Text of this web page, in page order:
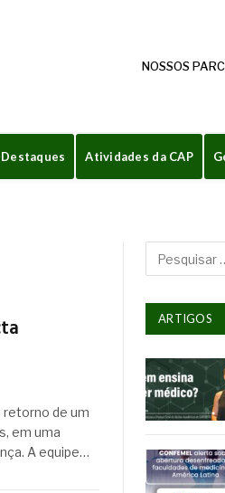
NOSSOS
Destaques Atividades da CAP
de um
em uma
A equipe…
ARTIGOS